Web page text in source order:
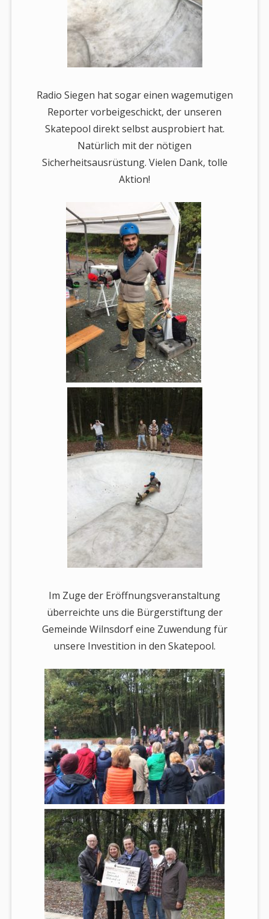
Radio Siegen hat sogar einen wagemutigen
Reporter vorbeigeschickt, der unseren
Skatepool direkt selbst ausprobiert hat.
Natürlich mit der nötigen
Sicherheitsausrüstung. Vielen Dank, tolle
Aktion!
Im Zuge der Eröffnungsveranstaltung
überreichte uns die Bürgerstiftung der
Gemeinde Wilnsdorf eine Zuwendung für
unsere Investition in den Skatepool.